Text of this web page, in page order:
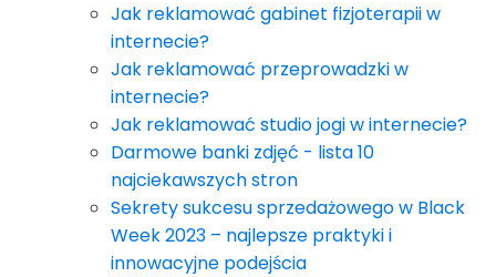
Jak reklamować gabinet fizjoterapii w
internecie?
Jak reklamować przeprowadzki w
internecie?
Jak reklamować studio jogi w internecie?
Darmowe banki zdjęć - lista 10
najciekawszych stron
Sekrety sukcesu sprzedażowego w Black
Week 2023 – najlepsze praktyki i
innowacyjne podejścia